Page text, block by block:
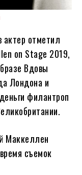
отметил
on Stage 2019,
Вдовы
Лондона и
филантроп
Маккеллен
съемок